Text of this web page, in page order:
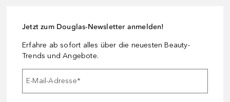
Jetzt zum Douglas-Newsletter anmelden!
Erfahre ab sofort alles über die neuesten Beauty-
Trends und Angebote.
E-Mail-Adresse*